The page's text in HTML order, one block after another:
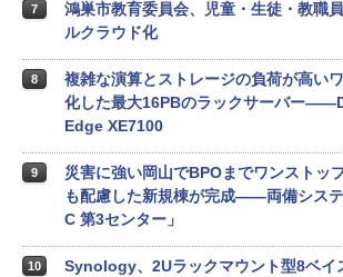
7
鴻巣市教育委員会、児童・生徒・教職
ルクラウド化
8
複雑な演算とストレージの負荷が高い
化した最大16PBのラックサーバー
Edge XE7100
9
災害に強い岡山でBPOまでワンスト
も配慮した新規棟が完成――両備シス
C 第3センター」
10
Synology、2Uラックマウント型8ベイ